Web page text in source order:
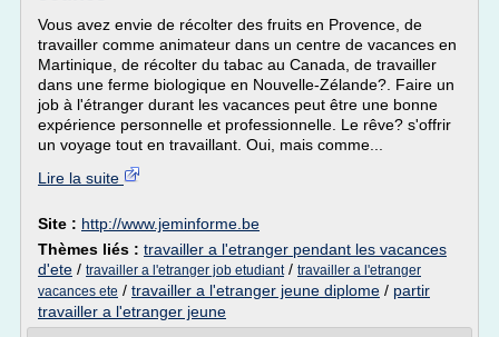
Vous avez envie de récolter des fruits en Provence, de
travailler comme animateur dans un centre de vacances en
Martinique, de récolter du tabac au Canada, de travailler
dans une ferme biologique en Nouvelle-Zélande?. Faire un
job à l'étranger durant les vacances peut être une bonne
expérience personnelle et professionnelle. Le rêve? s'offrir
un voyage tout en travaillant. Oui, mais comme...
Lire la suite
Site : http://www.jeminforme.be
Thèmes liés : travailler a l'etranger pendant les vacances
d'ete / travailler a l'etranger job etudiant/ travailler a l'etranger
vacances ete / travailler a l'etranger jeune diplome / partir
travailler a l'etranger jeune